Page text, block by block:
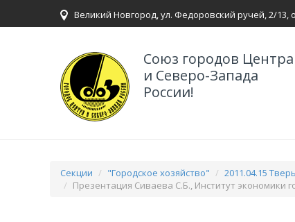
Великий Новгород, ул. Федоровский ручей, 2/13,
Союз городов Центра
и Северо-Запада
России!
Секции "Городское хозяйство"
2011.04.15
Презентация Сиваева С.Б., Институт экономики